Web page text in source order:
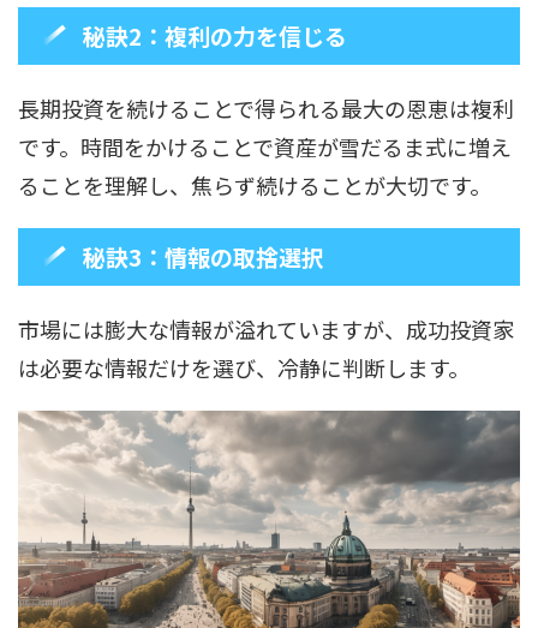
秘訣2：複利の力を信じる
長期投資を続けることで得られる最大の恩恵は複利
です。時間をかけることで資産が雪だるま式に増え
ることを理解し、焦らず続けることが大切です。
秘訣3：情報の取捨選択
市場には膨大な情報が溢れていますが、成功投資家
は必要な情報だけを選び、冷静に判断します。